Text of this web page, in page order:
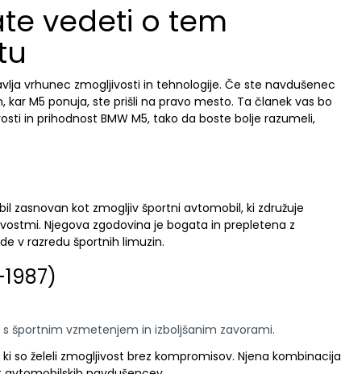
vedeti o tem
vrhunec zmogljivosti in tehnologije. Če ste navdušenec
M5 ponuja, ste prišli na pravo mesto. Ta članek vas bo
in prihodnost BMW M5, tako da boste bolje razumeli,
zasnovan kot zmogljiv športni avtomobil, ki združuje
Njegova zgodovina je bogata in prepletena z
v razredu športnih limuzin.
s športnim vzmetenjem in izboljšanim zavorami.
so želeli zmogljivost brez kompromisov. Njena kombinacija